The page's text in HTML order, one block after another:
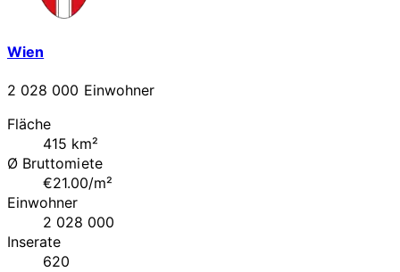
Wien
2 028 000 Einwohner
Fläche
415 km²
Ø Bruttomiete
€21.00/m²
Einwohner
2 028 000
Inserate
620